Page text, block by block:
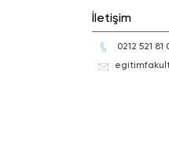
İletişim
0212 521 81